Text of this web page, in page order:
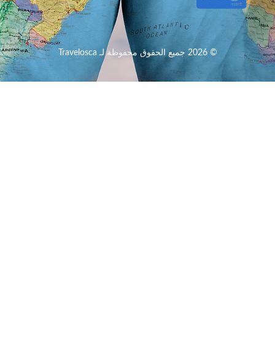
© 2026 جميع الحقوق محفوظة لـ Travelosca